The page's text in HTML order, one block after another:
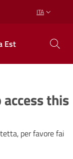
ITA
Est
this
per favore fai